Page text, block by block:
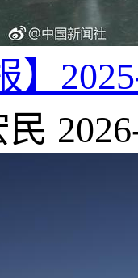
】
民